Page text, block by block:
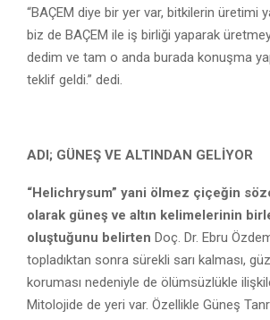
“BAÇEM diye bir yer var, bitkilerin üretimi
biz de BAÇEM ile iş birliği yaparak
dedim ve tam o anda burada konuşma
teklif geldi.” dedi.
ADI; GÜNEŞ VE ALTINDAN GELİYOR
“Helichrysum” yani ölmez çiçeğin
olarak güneş ve altın kelimelerinin
oluştuğunu belirten Doç. Dr. Ebru
topladıktan sonra sürekli sarı kalması,
koruması nedeniyle de ölümsüzlükle
Mitolojide de yeri var. Özellikle Güneş